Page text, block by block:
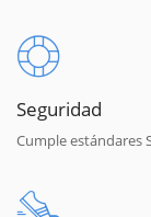
Seguridad
Cumple estándares